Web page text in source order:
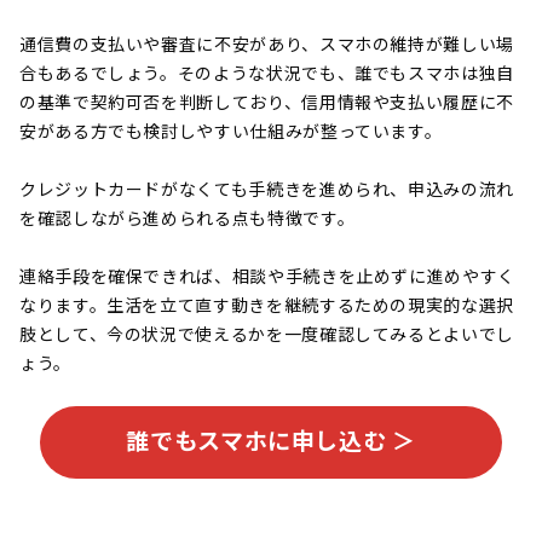
通信費の支払いや審査に不安があり、スマホの維持が難しい場
合もあるでしょう。そのような状況でも、誰でもスマホは独自
の基準で契約可否を判断しており、信用情報や支払い履歴に不
安がある方でも検討しやすい仕組みが整っています。
クレジットカードがなくても手続きを進められ、申込みの流れ
を確認しながら進められる点も特徴です。
連絡手段を確保できれば、相談や手続きを止めずに進めやすく
なります。生活を立て直す動きを継続するための現実的な選択
肢として、今の状況で使えるかを一度確認してみるとよいでし
ょう。
誰でもスマホに申し込む ＞